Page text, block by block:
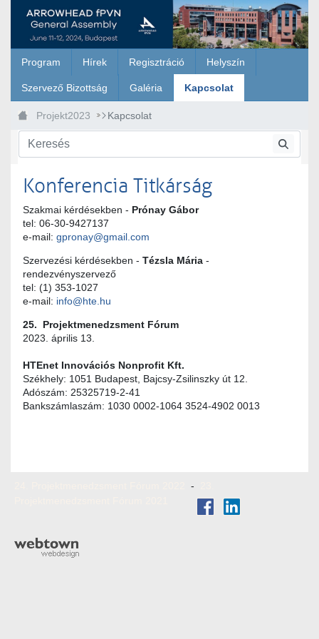
Ugrás a fő tartalomhoz
Program Hírek Regisztráció Helyszín
Szervező Bizottság Galéria Kapcsolat
Projekt2023 Kapcsolat
Konferencia Titkárság
Szakmai kérdésekben - Prónay Gábor
tel: 06-30-9427137
e-mail: gpronay@gmail.com
Szervezési kérdésekben - Tézsla Mária -
rendezvényszervező
tel: (1) 353-1027
e-mail: info@hte.hu
25. Projektmenedzsment Fórum
2023. április 13.
HTEnet Innovációs Nonprofit Kft.
Székhely: 1051 Budapest, Bajcsy-Zsilinszky út 12.
Adószám: 25325719-2-41
Bankszámlaszám: 1030 0002-1064 3524-4902 0013
-